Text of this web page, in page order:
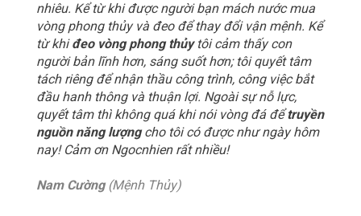
nhiêu. Kể từ khi được người bạn mách nước mua
vòng phong thủy và đeo để thay đổi vận mệnh. Kể
từ khiđeo vòng phong thủytôi cảm thấy con
người bản lĩnh hơn, sáng suốt hơn; tôi quyết tâm
tách riêng để nhận thầu công trình, công việc bắt
đầu hanh thông và thuận lợi. Ngoài sự nỗ lực,
quyết tâm thì không quá khi nói vòng đá đểtruyền
nguồn năng lượngcho tôi có được như ngày hôm
nay! Cảm ơn Ngocnhien rất nhiều!
Nam Cường(Mệnh Thủy)